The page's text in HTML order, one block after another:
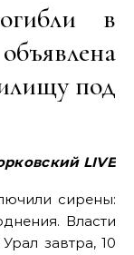
в
под
LIVE
сирены:
Власти
завтра, 10